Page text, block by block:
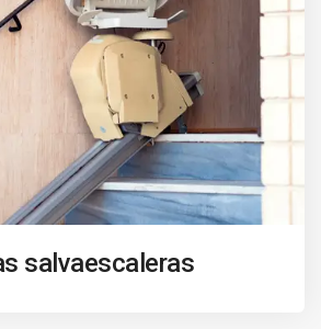
salvaescaleras